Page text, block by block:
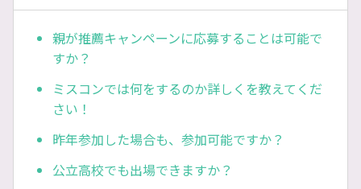
親が推薦キャンペーンに応募することは可能で
すか？
ミスコンでは何をするのか詳しくを教えてくだ
さい！
昨年参加した場合も、参加可能ですか？
公立高校でも出場できますか？